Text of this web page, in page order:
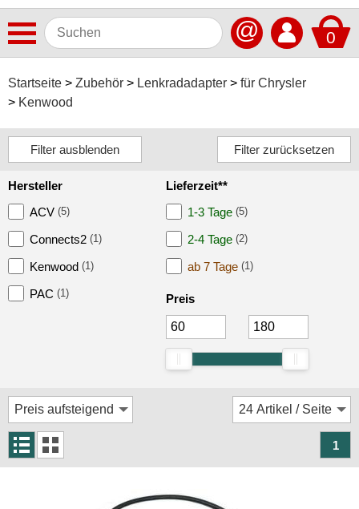
0
@
Startseite Zubehör Lenkradadapter
für Chrysler
Kenwood
Autoradios
Dashcams
Freisprechanlagen
Lautsprecher
Multimedia
Navigationssoftware
Soundprozessoren
Subwoofer
Verstärker
Hersteller
ACV (5)
Connects2 (1)
Kenwood (1)
PAC (1)
Lieferzeit**
1-3 Tage (5)
2-4 Tage (2)
ab 7 Tage (1)
Preis
1